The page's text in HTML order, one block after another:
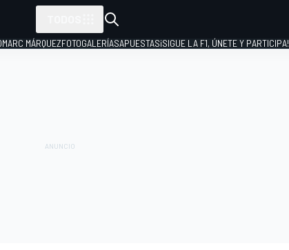
MARC MÁRQUEZFOTOGALERÍASAPUESTAS¡SIGUE LA F1, ÚNETE Y PARTICIPA!